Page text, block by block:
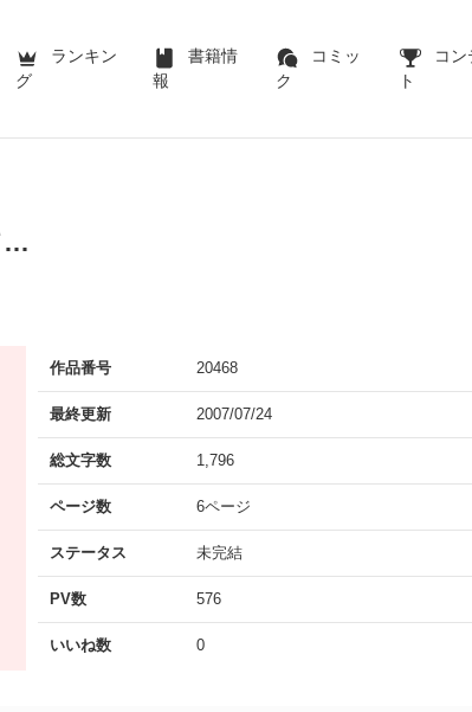
ランキン
グ
書籍情
報
コミッ
ク
コン
ト
…
作品番号 20468
最終更新 2007/07/24
総文字数 1,796
ページ数 6ページ
ステータス 未完結
PV数 576
いいね数 0